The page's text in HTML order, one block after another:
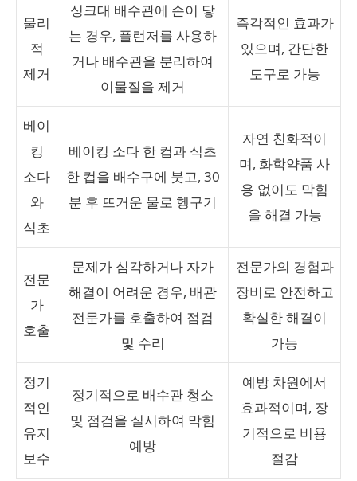
물리
적
제거
싱크대 배수관에 손이 닿
는 경우, 플런저를 사용하
거나 배수관을 분리하여
이물질을 제거
즉각적인 효과가
있으며, 간단한
도구로 가능
베이
킹
소다
와
식초
베이킹 소다 한 컵과 식초
한 컵을 배수구에 붓고, 30
분 후 뜨거운 물로 헹구기
자연 친화적이
며, 화학약품 사
용 없이도 막힘
을 해결 가능
전문
가
호출
문제가 심각하거나 자가
해결이 어려운 경우, 배관
전문가를 호출하여 점검
및 수리
전문가의 경험과
장비로 안전하고
확실한 해결이
가능
정기
적인
유지
보수
정기적으로 배수관 청소
및 점검을 실시하여 막힘
예방
예방 차원에서
효과적이며, 장
기적으로 비용
절감